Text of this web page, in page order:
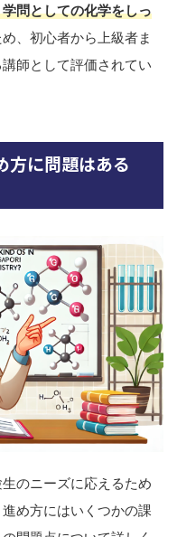
問としての化学をしっ
、初心者から上級者ま
師として評価されてい
方に問題はある
のニーズに応えるため
め方にはいくつかの課